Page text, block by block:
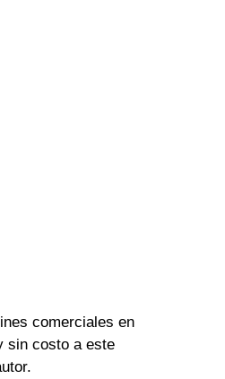
comerciales en
sin costo a este